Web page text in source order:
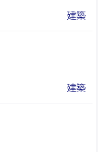
建築
建築